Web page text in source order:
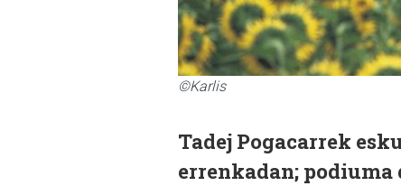
©Karlis
Tadej Pogacarrek
errenkadan; podiuma